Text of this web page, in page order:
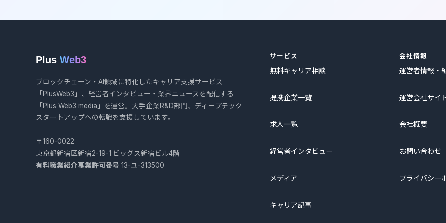
Plus Web3
ブロックチェーン・AI領域に特化したキャリア支援サービス
「PlusWeb3」、経営者インタビュー・業界ニュースを配信する
「Plus Web3 media」を運営。大手企業R&D部門、ディープテック
スタートアップへの転職を支援しています。
〒160-0022
東京都新宿区新宿2-19-1 ビッグス新宿ビル4階
有料職業紹介事業許可番号 13-ユ-313500
サービス
無料キャリア相談
提携企業一覧
求人一覧
経営者インタビュー
メディア
キャリア記事
会社情報
運営者情報・
運営会社サイ
会社概要
お問い合わせ
プライバシー